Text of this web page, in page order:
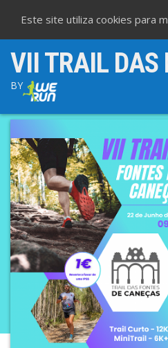
VII TRAIL DAS
BY
Este site utiliza cookies para